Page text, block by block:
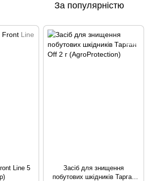
За популярністю
Line 5
Засіб для знищення
побутових шкідників Тарган